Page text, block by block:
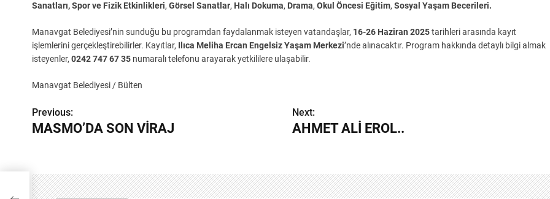
Sanatları, Spor ve Fizik Etkinlikleri, Görsel Sanatlar, Halı Dokuma, Drama, Okul Öncesi Eğitim, Sosyal Yaşam Becerileri.
Manavgat Belediyesi’nin sunduğu bu programdan faydalanmak isteyen vatandaşlar, 16-26 Haziran 2025tarihleri arasında kayıt
işlemlerini gerçekleştirebilirler. Kayıtlar, Ilıca Meliha Ercan Engelsiz Yaşam Merkezi’nde alınacaktır. Program hakkında detaylı bilgi almak
isteyenler, 0242 747 67 35 numaralı telefonu arayarak yetkililere ulaşabilir.
Manavgat Belediyesi / Bülten
Y
ı
Previous:
MASMO’DA SON VİRAJ
Next:
AHMET ALİ EROL..